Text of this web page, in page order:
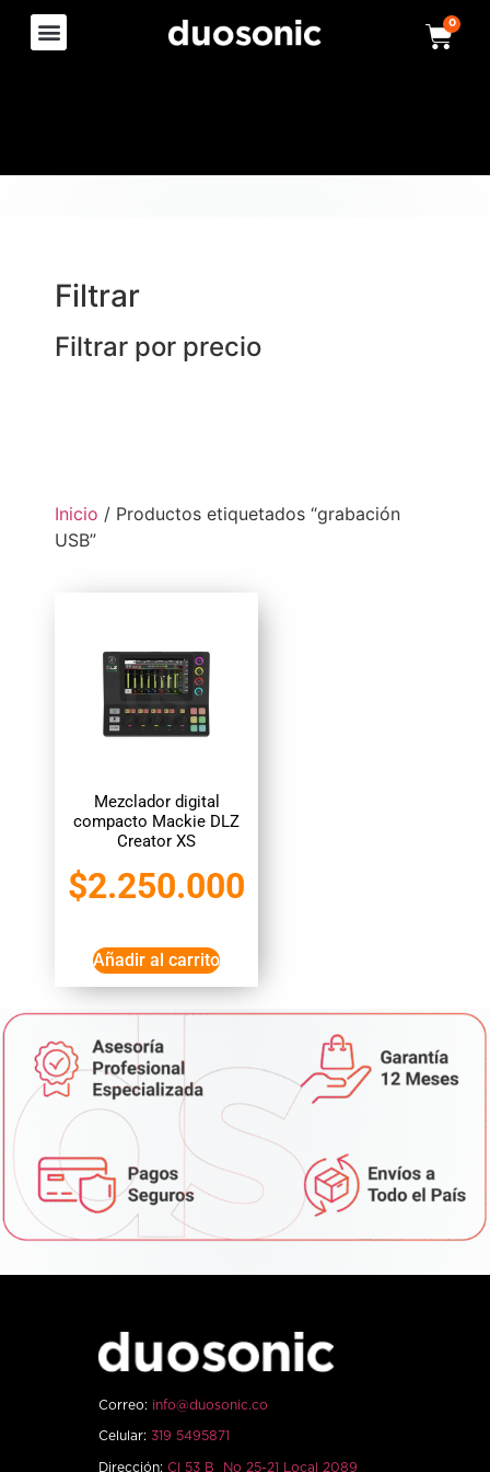
0
Filtrar
Filtrar por precio
Inicio / Productos etiquetados “grabación
USB”
Mezclador digital
compacto Mackie DLZ
Creator XS
$2.250.000
Añadir al carrito
Correo: info@duosonic.co
Celular: 319 5495871
Dirección: Cl 53 B No 25-21 Local 2089